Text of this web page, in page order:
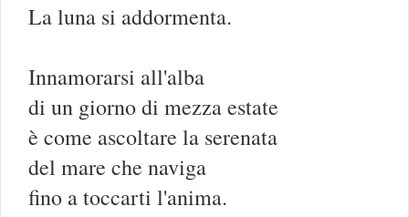
La luna si addormenta.
Innamorarsi all'alba
di un giorno di mezza estate
è come ascoltare la serenata
del mare che naviga
fino a toccarti l'anima.